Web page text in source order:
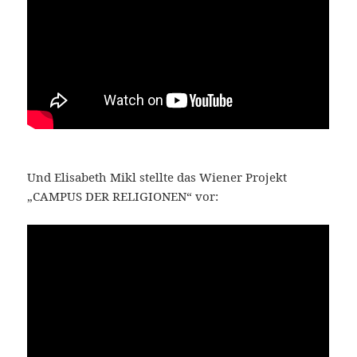
Und Elisabeth Mikl stellte das Wiener Projekt
„CAMPUS DER RELIGIONEN“ vor: